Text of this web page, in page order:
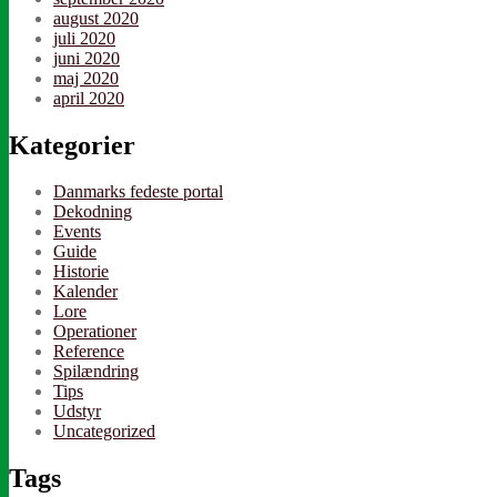
august 2020
juli 2020
juni 2020
maj 2020
april 2020
Kategorier
Danmarks fedeste portal
Dekodning
Events
Guide
Historie
Kalender
Lore
Operationer
Reference
Spilændring
Tips
Udstyr
Uncategorized
Tags